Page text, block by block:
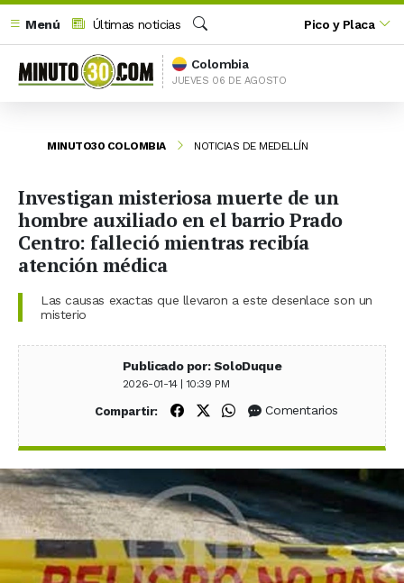
Menú
Últimas noticias
Buscar
Pico y Placa
Colombia
JUEVES 06 DE AGOSTO
MINUTO30 COLOMBIA NOTICIAS DE MEDELLÍN
Investigan misteriosa muerte de un
hombre auxiliado en el barrio Prado
Centro: falleció mientras recibía
atención médica
Las causas exactas que llevaron a este desenlace son un
misterio
Publicado por: SoloDuque
2026-01-14 | 10:39 PM
Compartir: Compartir en Facebook
Compartir en X (Twitter)
Compartir en WhatsApp
Comentarios